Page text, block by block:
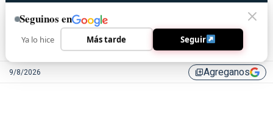
9/8/2026 library_addAgreganos
Seguinos en
Ya lo hice Más tarde Seguir